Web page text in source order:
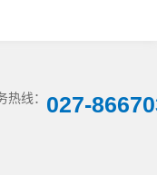
热线： 027-